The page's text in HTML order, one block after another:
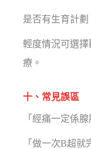
是否有生育計劃
輕度情況可選
療。
十、常見誤區
「經痛一定係
「做一次B超